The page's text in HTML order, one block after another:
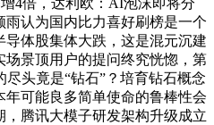
认为国内比力喜好刷榜是一个
体股集体大跌，这是混元沉建
场景顶用户的提问终究恍惚，第
头竟是“钻石”？培育钻石概念
可能良多简单使命的鲁棒性会
腾讯大模子研发架构升级成立